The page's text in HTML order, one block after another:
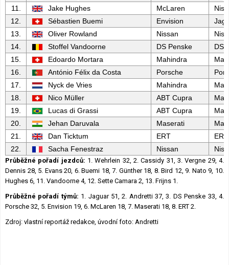
11.
Jake Hughes McLaren
12.
Sébastien Buemi Envision
13.
Oliver Rowland Nissan
14.
Stoffel Vandoorne DS Penske
DS
15.
Edoardo Mortara Mahindra
16.
António Félix da Costa Porsche
17.
Nyck de Vries Mahindra
18.
Nico Müller ABT Cupra
19.
Lucas di Grassi ABT Cupra
20.
Jehan Daruvala Maserati
21.
Dan Ticktum ERT
ERT
22.
Sacha Fenestraz Nissan
Průběžné pořadí jezdců: 1. Wehrlein 32, 2. Cassidy 31, 3. Vergne 29, 4.
Dennis 28, 5. Evans 20, 6. Buemi 18, 7. Günther 18, 8. Bird 12, 9. Nato 9, 10.
Hughes 6, 11. Vandoorne 4, 12. Sette Camara 2, 13. Frijns 1.
Průběžné pořadí týmů: 1. Jaguar 51, 2. Andretti 37, 3. DS Penske 33, 4.
Porsche 32, 5. Envision 19, 6. McLaren 18, 7. Maserati 18, 8. ERT 2.
Zdroj: vlastní reportáž redakce, úvodní foto: Andretti